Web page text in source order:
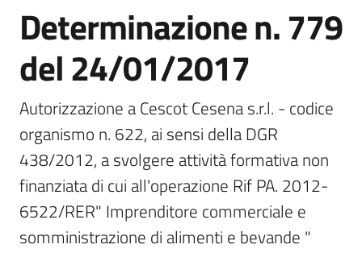
Servizi
Atti
Bandi
Programmi
Determinazione n. 779
del 24/01/2017
Autorizzazione a Cescot Cesena s.r.l. - codice
organismo n. 622, ai sensi della DGR
438/2012, a svolgere attività formativa non
finanziata di cui all'operazione Rif PA. 2012-
6522/RER" Imprenditore commerciale e
somministrazione di alimenti e bevande "